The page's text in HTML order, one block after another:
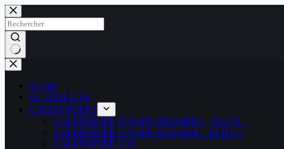
Passer
au
contenu
Aucun
résultat
Accueil
ACTUALITÉS
CALENDRIERS
CALENDRIER ÉQUIPE PREMIÈRE – ÉLITE 1
CALENDRIER ÉQUIPE RÉSERVE – ÉLITE 2
CALENDRIER U18